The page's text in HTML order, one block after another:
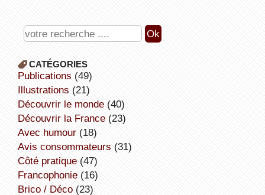
CATÉGORIES
publications (49)
illustrations (21)
découvrir le monde(40)
découvrir la France(23)
avec humour(18)
avis consommateurs (31)
côté pratique(47)
Francophonie(16)
Brico / Déco(23)